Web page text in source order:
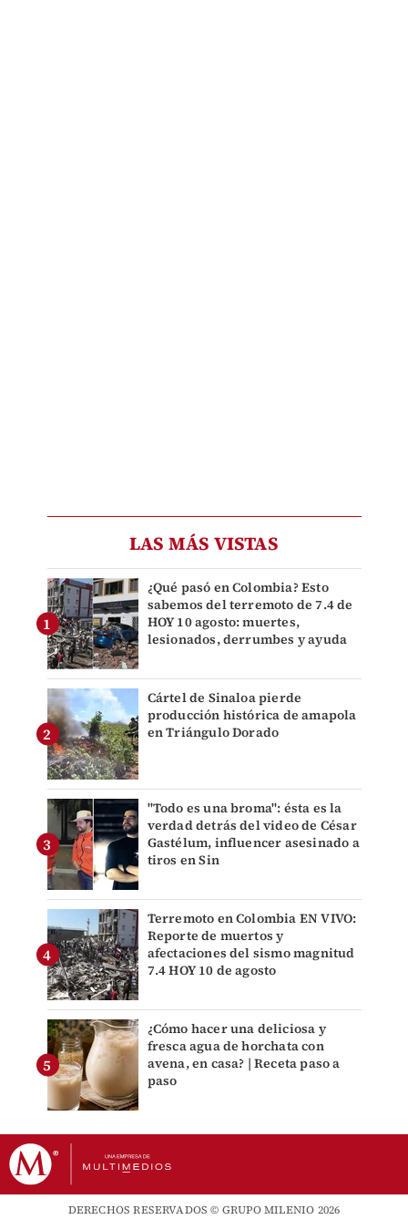
LAS MÁS VISTAS
¿Qué pasó en Colombia? Esto
sabemos del terremoto de 7.4 de
HOY 10 agosto: muertes,
lesionados, derrumbes y ayuda
Cártel de Sinaloa pierde
producción histórica de amapola
en Triángulo Dorado
"Todo es una broma": ésta es la
verdad detrás del video de César
Gastélum, influencer asesinado a
tiros en Sin
Terremoto en Colombia EN VIVO:
Reporte de muertos y
afectaciones del sismo magnitud
7.4 HOY 10 de agosto
¿Cómo hacer una deliciosa y
fresca agua de horchata con
avena, en casa? | Receta paso a
paso
DERECHOS RESERVADOS © GRUPO MILENIO 2026